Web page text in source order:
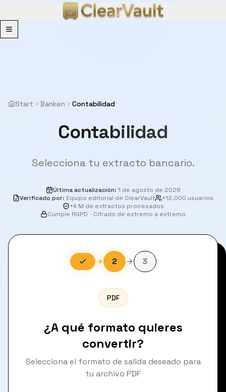
Menu
Start Banken Contabilidad
Contabilidad
Selecciona tu extracto bancario.
Última actualización: 1 de agosto de 2026
Verificado por: Equipo editorial de ClearVault
+12.000 usuarios
+4 M de extractos procesados
Cumple RGPD · Cifrado de extremo a extremo
2 3
PDF
¿A qué formato quieres
convertir?
Selecciona el formato de salida deseado para
tu archivo PDF